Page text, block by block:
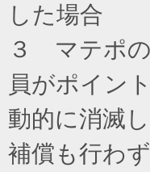
した場合
３ マテポの
員がポイン
動的に消滅
補償も行わ